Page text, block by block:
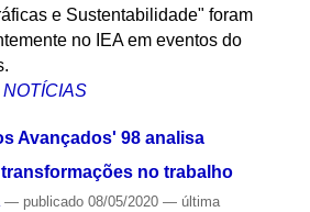
e Sustentabilidade" foram
no IEA em eventos do
NOTÍCIAS
Avançados' 98 analisa
no trabalho
— publicado08/05/2020 — última